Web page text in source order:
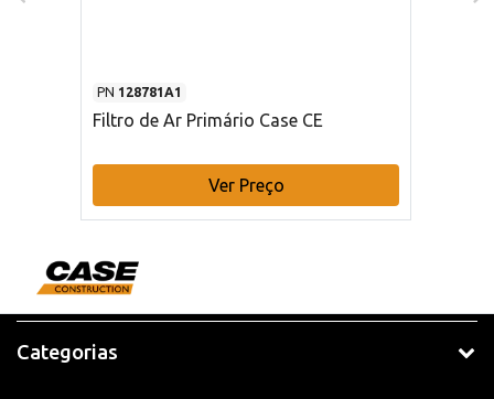
PN 128781A1
Filtro de Ar Primário Case CE
Ver Preço
Categorias